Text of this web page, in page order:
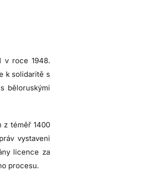
v roce 1948.
k solidaritě s
běloruskými
z téměř 1400
vystaveni
licence za
procesu.